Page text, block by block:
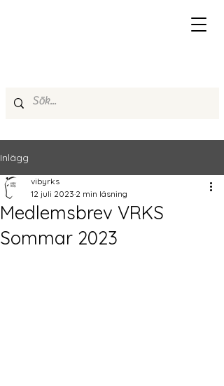
Inlägg
Medlemsbrev VRKS
Sommar 2023
vibyrks
12 juli 2023 2 min läsning